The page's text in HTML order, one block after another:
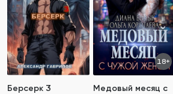
Берсерк 3
18+
Медовый месяц с